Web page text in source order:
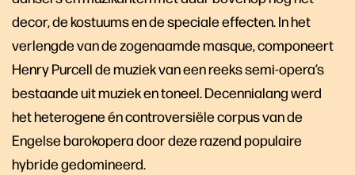
decor, de kostuums en de speciale effecten. In het
verlengde van de zogenaamde masque, componeert
Henry Purcell de muziek van een reeks semi-opera’s
bestaande uit muziek en toneel. Decennialang werd
het heterogene én controversiële corpus van de
Engelse barokopera door deze razend populaire
hybride gedomineerd.